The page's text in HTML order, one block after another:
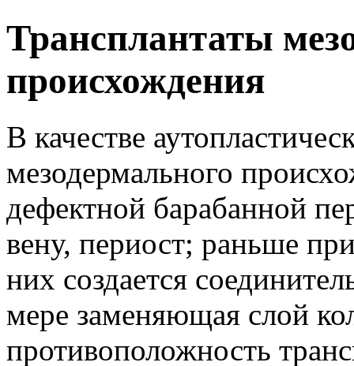
Трансплантаты
происхождения
В качестве
мезодермального
дефектной барабанной
вену, периост; раньше
них создается
мере заменяющая слой
противоположность